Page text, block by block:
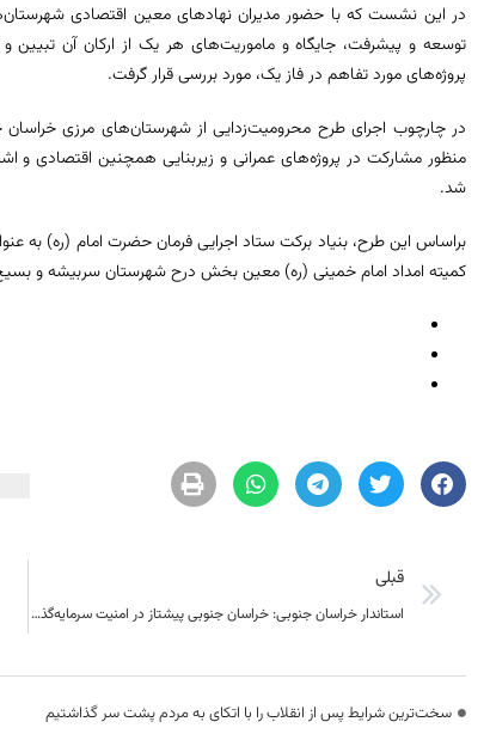
در این نشست که با حضور مدیران نهادهای معین اقتصادی
توسعه و پیشرفت، جایگاه و ماموریت‌های هر یک از ارکان آن تبیین و
پروژه‌های مورد تفاهم در فاز یک، مورد بررسی قرار گرفت.
در چارچوب اجرای طرح محرومیت‌زدایی از شهرستان‌های مرزی خراسان
منظور مشارکت در پروژه‌های عمرانی و زیربنایی همچنین اقتصادی و
شد.
براساس این طرح، بنیاد برکت ستاد اجرایی فرمان حضرت امام (ره) به
کمیته امداد امام خمینی (ره) معین بخش درح شهرستان سربیشه و
قبلی
استاندار خراسان جنوبی: خراسان جنوبی پیشتاز در امنیت سرمایه‌گذاری است
سخت‌ترین شرایط پس از انقلاب را با اتکای به مردم پشت سر گذاشتیم